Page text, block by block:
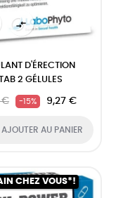

D'ÉRECTION
2 GÉLULES
€ -15% 9,27 €
AJOUTER AU PANIER
CHEZ VOUS*!